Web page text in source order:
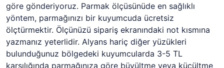
göre gönderiyoruz. Parmak ölçüsünüde en sağlıklı
yöntem, parmağınızı bir kuyumcuda ücretsiz
ölçtürmektir. Ölçünüzü sipariş ekranındaki not kısmına
yazmanız yeterlidir. Alyans hariç diğer yüzükleri
bulunduğunuz bölgedeki kuyumcularda 3-5 TL
karşılığında parmağınıza göre büyültme veya küçültme